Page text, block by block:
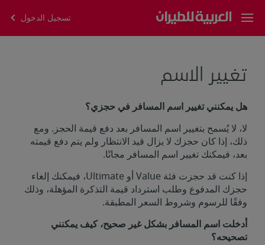
تسجيل الدخول
تغيير الاسم
هل يمكنني تغيير اسم المسافر في حجزي؟
لا، لا يُسمح بتغيير اسم المسافر بعد دفع قيمة الحجز. ومع
ذلك، إذا كان حجزك لا يزال قيد الانتظار ولم يتم دفع قيمته
بعد، فيمكنك تغيير اسم المسافر مجانًا.
إذا كنت قد حجزت فئة Value أو Ultimate، فيمكنك إلغاء
حجزك المدفوع وطلب استرداد قيمة التذكرة المؤهلة، وذلك
وفقًا للرسوم وشروط السعر المطبقة.
أدخلت اسم المسافر بشكل غير صحيح، كيف يمكنني
تصحيحه؟